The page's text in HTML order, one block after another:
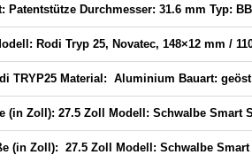
Patentstütze Durchmesser: 31.6 mm Typ:
Rodi Tryp 25, Novatec, 148×12 mm /
TRYP25 Material: Aluminium Bauart: geöst
(in Zoll): 27.5 Zoll Modell: Schwalbe Smart
(in Zoll): 27.5 Zoll Modell: Schwalbe